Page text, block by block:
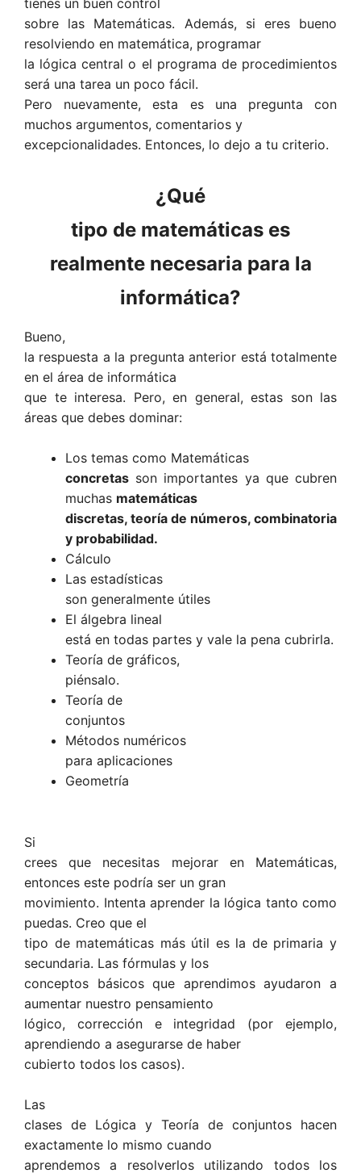
tienes un buen control
sobre las Matemáticas. Además, si eres bueno
resolviendo en matemática, programar
la lógica central o el programa de procedimientos
será una tarea un poco fácil.
Pero nuevamente, esta es una pregunta con
muchos argumentos, comentarios y
excepcionalidades. Entonces, lo dejo a tu criterio.
¿Qué
tipo de matemáticas es
realmente necesaria para la
informática?
Bueno,
la respuesta a la pregunta anterior está totalmente
en el área de informática
que te interesa. Pero, en general, estas son las
áreas que debes dominar:
Los temas como Matemáticas
concretas son importantes ya que cubren
muchas matemáticas
discretas, teoría de números, combinatoria
y probabilidad.
Cálculo
Las estadísticas
son generalmente útiles
El álgebra lineal
está en todas partes y vale la pena cubrirla.
Teoría de gráficos,
piénsalo.
Teoría de
conjuntos
Métodos numéricos
para aplicaciones
Geometría
Si
crees que necesitas mejorar en Matemáticas,
entonces este podría ser un gran
movimiento. Intenta aprender la lógica tanto como
puedas. Creo que el
tipo de matemáticas más útil es la de primaria y
secundaria. Las fórmulas y los
conceptos básicos que aprendimos ayudaron a
aumentar nuestro pensamiento
lógico, corrección e integridad (por ejemplo,
aprendiendo a asegurarse de haber
cubierto todos los casos).
Las
clases de Lógica y Teoría de conjuntos hacen
exactamente lo mismo cuando
aprendemos a resolverlos utilizando todos los